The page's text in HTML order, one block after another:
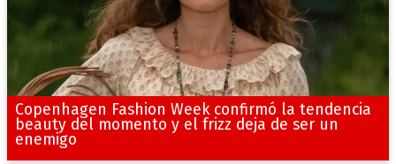
Copenhagen Fashion Week confirmó la tendencia
beauty del momento y el frizz deja de ser un
enemigo